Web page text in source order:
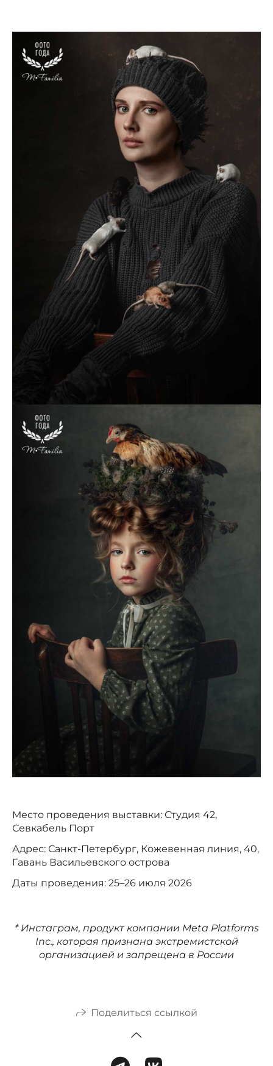
Место проведения выставки: Студия 42,
Севкабель Порт
Адрес: Санкт-Петербург, Кожевенная линия, 40,
Гавань Васильевского острова
Даты проведения: 25–26 июля 2026
* Инстаграм, продукт компании Meta Platforms
Inc., которая признана экстремистской
организацией и запрещена в России
Поделиться ссылкой